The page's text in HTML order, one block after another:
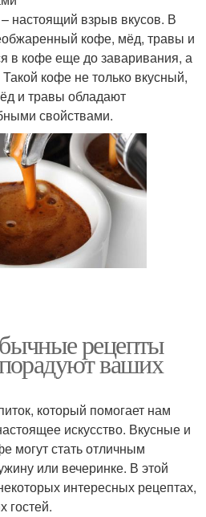
настоящий взрыв вкусов. В
кофе, мёд, травы и
в кофе еще до заваривания, а
кофе не только вкусный,
и травы обладают
свойствами.
рецепты
ваших
который помогает нам
искусство. Вкусные и
могут стать отличным
или вечеринке. В этой
интересных рецептах,
гостей.